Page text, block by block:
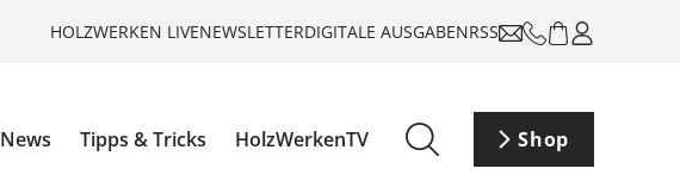
HOLZWERKEN LIVENEWSLETTERDIGITALE AUSGABENRSS
News Tipps & Tricks HolzWerkenTV Shop